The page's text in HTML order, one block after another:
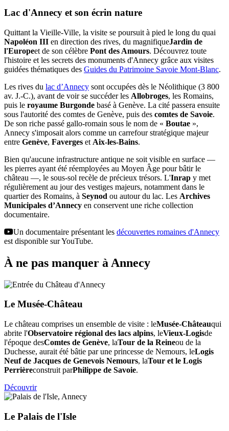
Lac d'Annecy et son écrin nature
Quittant la Vieille-Ville, la visite se poursuit à pied le long du quai
Napoléon III en direction des rives, du magnifiqueJardin de
l'Europeet de son célèbre Pont des Amours. Découvrez toute
l'histoire et les secrets des monuments d'Annecy grâce aux visites
guidées thématiques des Guides du Patrimoine Savoie Mont-Blanc.
Les rives du lac d’Annecy sont occupées dès le Néolithique (3 800
av. J.-C.), avant de voir se succéder les Allobroges, les Romains,
puis le royaume Burgonde basé à Genève. La cité passera ensuite
sous l'autorité des comtes de Genève, puis des comtes de Savoie.
De son riche passé gallo-romain sous le nom de « Boutae »,
Annecy s'imposait alors comme un carrefour stratégique majeur
entre Genève, Faverges et Aix-les-Bains.
Bien qu'aucune infrastructure antique ne soit visible en surface —
les pierres ayant été réemployées au Moyen Âge pour bâtir le
château —, le sous-sol recèle de précieux trésors. L'Inrap y met
régulièrement au jour des vestiges majeurs, notamment dans le
quartier des Romains, à Seynod ou autour du lac. Les Archives
Municipales d’Annecy en conservent une riche collection
documentaire.
Un documentaire présentant les découvertes romaines d'Annecy
est disponible sur YouTube.
À ne pas manquer à Annecy
Le Musée-Château
Le château comprises un ensemble de visite : leMusée-Châteauqui
abrite l'Observatoire régional des lacs alpins, leVieux-Logisde
l'époque desComtes de Genève, laTour de la Reineou de la
Duchesse, aurait été bâtie par une princesse de Nemours, leLogis
Neuf de Jacques de Genevois Nemours, laTour et le Logis
Perrièreconstruit parPhilippe de Savoie.
Découvrir
Le Palais de l'Isle